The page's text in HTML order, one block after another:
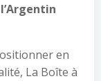
en
La Boîte à